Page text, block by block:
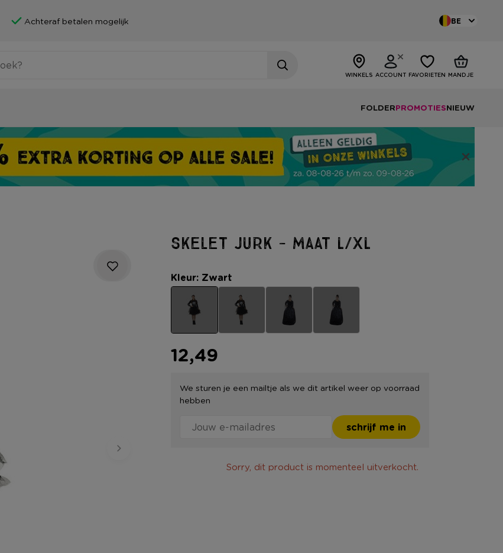
Achteraf betalen mogelijk BE
WINKELS ACCOUNT FAVORIETEN MANDJE
FOLDERPROMOTIESNIEUW
Skelet jurk - maat L/XL
Kleur: Zwart
12,49
We sturen je een mailtje als we dit artikel weer op voorraad
hebben
schrijf me in
Sorry, dit product is momenteel uitverkocht.